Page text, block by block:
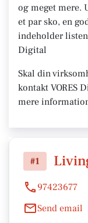
og meget mere.
et par sko, en
indeholder listen
Digital
Skal din
kontakt VORES
mere
#1
97423677
Send email